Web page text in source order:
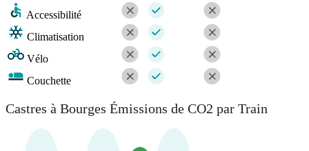
Accessibilité
Climatisation
Vélo
Couchette
Castres à Bourges Émissions de CO2 par Train